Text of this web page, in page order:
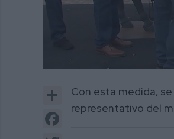
2
minutes,
seconds
Share
Facebook
Con esta medida,
representativo del